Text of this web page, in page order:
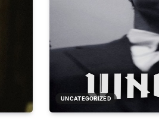
UNCATEGORIZED